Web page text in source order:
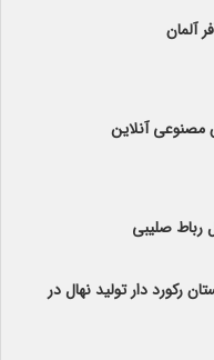
آلمان
آنلاین
رباط صلیبی
رکورد دار تولید نهال­ در